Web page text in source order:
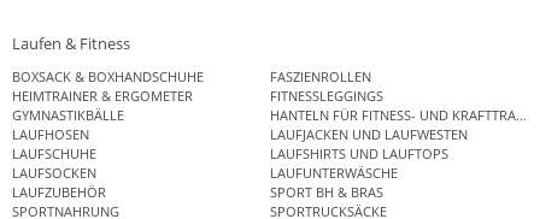
Laufen & Fitness
BOXSACK & BOXHANDSCHUHE
FASZIENROLLEN
HEIMTRAINER & ERGOMETER
FITNESSLEGGINGS
GYMNASTIKBÄLLE
HANTELN FÜR FITNESS- UND
LAUFHOSEN
LAUFJACKEN UND LAUFWESTEN
LAUFSCHUHE
LAUFSHIRTS UND LAUFTOPS
LAUFSOCKEN
LAUFUNTERWÄSCHE
LAUFZUBEHÖR
SPORT BH & BRAS
SPORTNAHRUNG
SPORTRUCKSÄCKE